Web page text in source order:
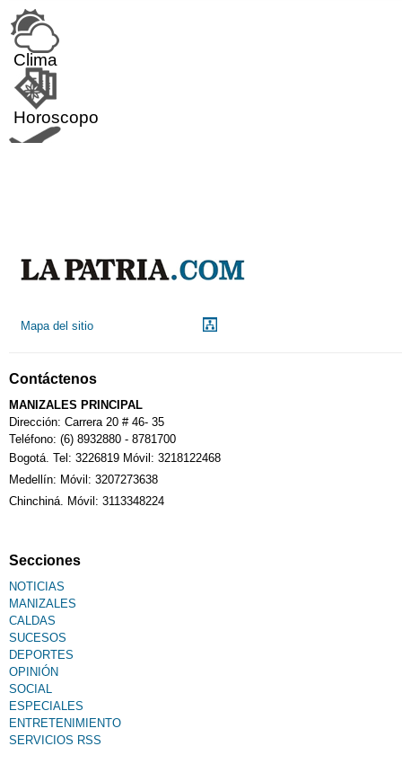
Clima
Horoscopo
Calendario Tributario
Sudoku
Mapa del sitio
Contáctenos
MANIZALES PRINCIPAL
Dirección: Carrera 20 # 46- 35
Teléfono: (6) 8932880 - 8781700
Bogotá. Tel: 3226819 Móvil: 3218122468
Medellín: Móvil: 3207273638
Chinchiná. Móvil: 3113348224
Secciones
NOTICIAS
MANIZALES
CALDAS
SUCESOS
DEPORTES
OPINIÓN
SOCIAL
ESPECIALES
ENTRETENIMIENTO
SERVICIOS RSS